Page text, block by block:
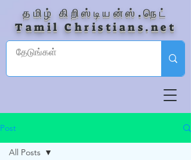
தமிழ் கிறிஸ்டியன்ஸ்.நெட்
Tamil Christians.net
Post
All Posts